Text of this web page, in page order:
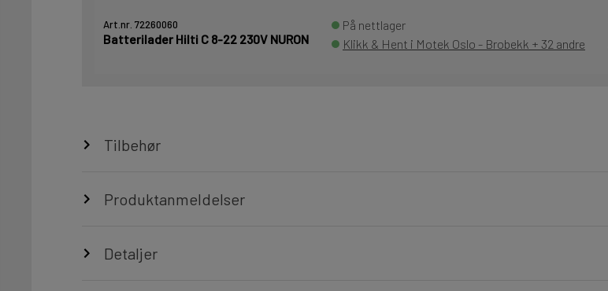
Art.nr. 72260060
Batterilader Hilti C 8-22 230V NURON
På nettlager
Klikk & Hent i Motek Oslo - Brobekk + 32 andre
Tilbehør
Produktanmeldelser
Detaljer